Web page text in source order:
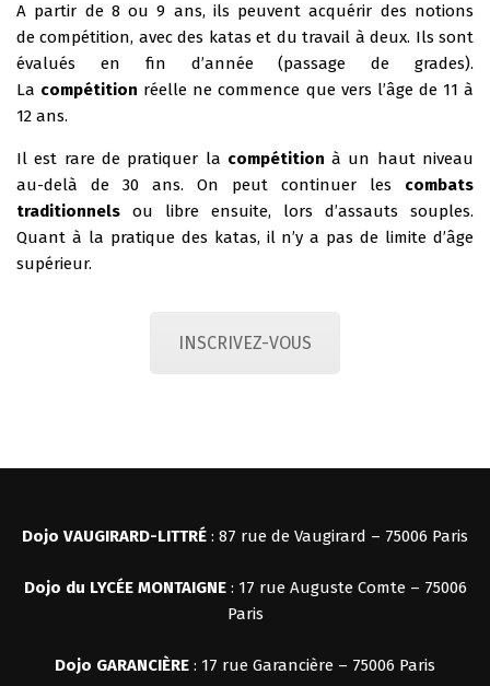
A partir de 8 ou 9 ans, ils peuvent acquérir des notions
de compétition, avec des katas et du travail à deux. Ils sont
évalués en fin d’année (passage de grades).
La compétition réelle ne commence que vers l’âge de 11 à
12 ans.
Il est rare de pratiquer la compétition à un haut niveau
au-delà de 30 ans. On peut continuer les combats
traditionnels ou libre ensuite, lors d’assauts souples.
Quant à la pratique des katas, il n’y a pas de limite d’âge
supérieur.
INSCRIVEZ-VOUS
Dojo VAUGIRARD-LITTRÉ : 87 rue de Vaugirard – 75006 Paris
Dojo du LYCÉE MONTAIGNE : 17 rue Auguste Comte – 75006
Paris
Dojo GARANCIÈRE : 17 rue Garancière – 75006 Paris